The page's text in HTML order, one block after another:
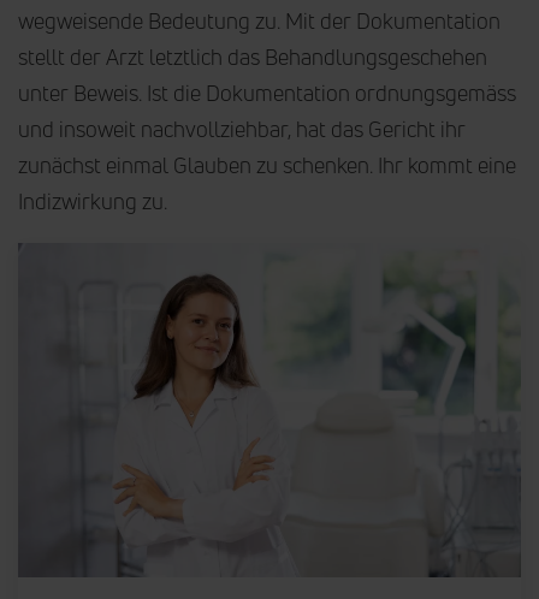
wegweisende Bedeutung zu. Mit der Dokumentation
stellt der Arzt letztlich das Behandlungsgeschehen
unter Beweis. Ist die Dokumentation ordnungsgemäss
und insoweit nachvollziehbar, hat das Gericht ihr
zunächst einmal Glauben zu schenken. Ihr kommt eine
Indizwirkung zu.